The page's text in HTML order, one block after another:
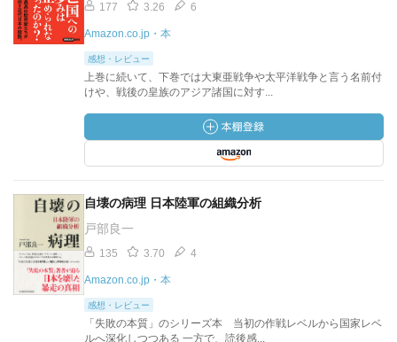
177 3.26 6
Amazon.co.jp・本
感想・レビュー
上巻に続いて、下巻では大東亜戦争や太平洋戦争と言う名前付
けや、戦後の皇族のアジア諸国に対す...
自壊の病理 日本陸軍の組織分析
戸部良一
135 3.70 4
Amazon.co.jp・本
感想・レビュー
「失敗の本質」のシリーズ本 当初の作戦レベルから国家レベ
ルへ深化しつつある 一方で、読後感...